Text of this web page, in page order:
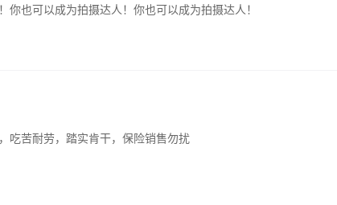
也可以成为拍摄达人！你也可以成为拍摄达人！
吃苦耐劳，踏实肯干，保险销售勿扰